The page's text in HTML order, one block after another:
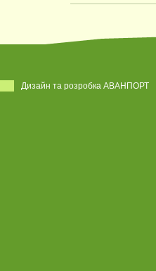
Дизайн та розробка АВАНПОРТ